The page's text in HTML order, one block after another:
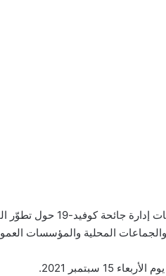
تُعلم رئاسة
المحلية والمؤسسات العمومية ذات
سبتمبر 2021.